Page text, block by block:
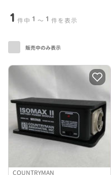
1 件中 1 〜 1 件を表示
販売中のみ表示
COUNTRYMAN